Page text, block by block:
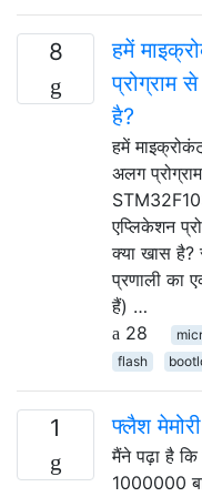
8
हमें
प्रोग्राम
है?
हमें
अलग
एप्लिकेशन
क्या खास है?
प्रणाली का
हैं) …
28
flash
1 फ्लैश
मैंने पढ़ा है
1000000